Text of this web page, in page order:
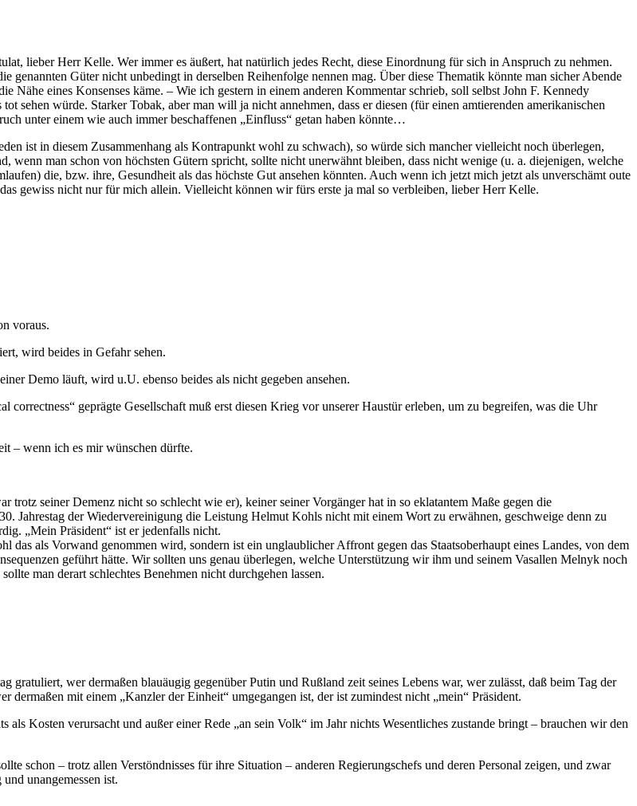
lieber Herr Kelle. Wer immer es äußert, hat natürlich jedes Recht, diese Einordnung für sich in Anspruch zu nehmen.
genannten Güter nicht unbedingt in derselben Reihenfolge nennen mag. Über diese Thematik könnte man sicher Abende
Nähe eines Konsenses käme. – Wie ich gestern in einem anderen Kommentar schrieb, soll selbst John F. Kennedy
sehen würde. Starker Tobak, aber man will ja nicht annehmen, dass er diesen (für einen amtierenden amerikanischen
unter einem wie auch immer beschaffenen „Einfluss“ getan haben könnte…
ist in diesem Zusammenhang als Kontrapunkt wohl zu schwach), so würde sich mancher vielleicht noch überlegen,
wenn man schon von höchsten Gütern spricht, sollte nicht unerwähnt bleiben, dass nicht wenige (u. a. diejenigen, welche
die, bzw. ihre, Gesundheit als das höchste Gut ansehen könnten. Auch wenn ich jetzt mich jetzt als unverschämt oute
gewiss nicht nur für mich allein. Vielleicht können wir fürs erste ja mal so verbleiben, lieber Herr Kelle.
voraus.
wird beides in Gefahr sehen.
Demo läuft, wird u.U. ebenso beides als nicht gegeben ansehen.
correctness“ geprägte Gesellschaft muß erst diesen Krieg vor unserer Haustür erleben, um zu begreifen, was die Uhr
– wenn ich es mir wünschen dürfte.
trotz seiner Demenz nicht so schlecht wie er), keiner seiner Vorgänger hat in so eklatantem Maße gegen die
Jahrestag der Wiedervereinigung die Leistung Helmut Kohls nicht mit einem Wort zu erwähnen, geschweige denn zu
„Mein Präsident“ ist er jedenfalls nicht.
als Vorwand genommen wird, sondern ist ein unglaublicher Affront gegen das Staatsoberhaupt eines Landes, von dem
geführt hätte. Wir sollten uns genau überlegen, welche Unterstützung wir ihm und seinem Vasallen Melnyk noch
man derart schlechtes Benehmen nicht durchgehen lassen.
wer dermaßen blauäugig gegenüber Putin und Rußland zeit seines Lebens war, wer zulässt, daß beim Tag der
dermaßen mit einem „Kanzler der Einheit“ umgegangen ist, der ist zumindest nicht „mein“ Präsident.
Kosten verursacht und außer einer Rede „an sein Volk“ im Jahr nichts Wesentliches zustande bringt – brauchen wir den
schon – trotz allen Verstöndnisses für ihre Situation – anderen Regierungschefs und deren Personal zeigen, und zwar
unangemessen ist.